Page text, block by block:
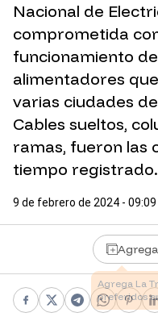
Nacional de
comprometida
funcionamiento
alimentadores
varias ciudades
Cables sueltos,
ramas, fueron las
tiempo registrado.
9 de febrero de 2024 - 09:09
Facebook
X Telegram